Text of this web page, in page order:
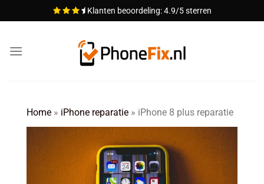
naar
Klanten beoordeling: 4.9/5 sterren
Home » iPhone reparatie » iPhone 8 plus reparatie